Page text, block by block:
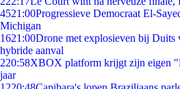
4521:00Progressieve Democraat El-
Michigan
1621:00Drone met explosieven bij Duits
hybride aanval
220:58XBOX platform krijgt zijn eigen
jaar